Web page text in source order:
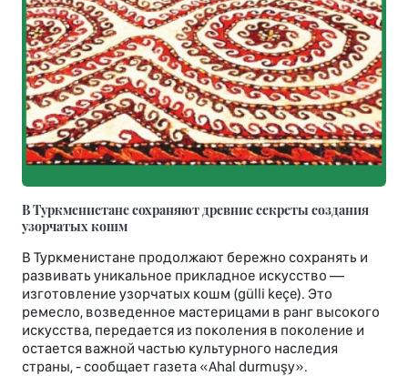
В Туркменистане сохраняют древние секреты создания
узорчатых кошм
В Туркменистане продолжают бережно сохранять и
развивать уникальное прикладное искусство —
изготовление узорчатых кошм (gülli keçe). Это
ремесло, возведенное мастерицами в ранг высокого
искусства, передается из поколения в поколение и
остается важной частью культурного наследия
страны, - сообщает газета «Ahal durmuşy».